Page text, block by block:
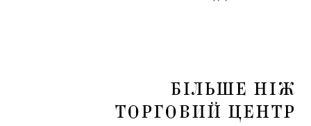
БІЛЬШЕ НІЖ
ТОРГОВИЙ ЦЕНТР